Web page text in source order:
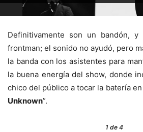
Definitivamente son un bandón, y
frontman; el sonido no ayudó, pero
la banda con los asistentes para
la buena energía del show, donde
chico del público a tocar la batería en
Unknown”.
1de 4